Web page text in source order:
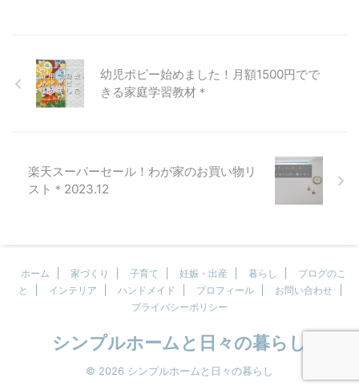
幼児ポピー始めました！月額1500円でで
きる家庭学習教材＊
楽天スーパーセール！わが家のお買い物リ
スト＊2023.12
ホーム 家づくり 子育て 妊娠・出産 暮らし
ブログのこ
と
インテリア ハンドメイド プロフィール
お問い合わせ
プライバシーポリシー
シンプルホームと日々の暮らし
© 2026 シンプルホームと日々の暮らし